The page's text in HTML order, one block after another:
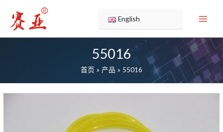
容
English
55016
首页 产品 55016